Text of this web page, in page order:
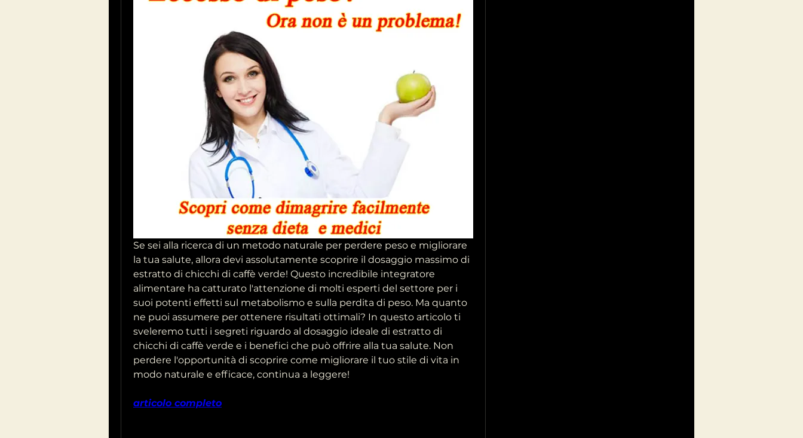
Se sei alla ricerca di un metodo naturale per perdere peso e migliorare
la tua salute, allora devi assolutamente scoprire il dosaggio massimo di
estratto di chicchi di caffè verde! Questo incredibile integratore
alimentare ha catturato l'attenzione di molti esperti del settore per i
suoi potenti effetti sul metabolismo e sulla perdita di peso. Ma quanto
ne puoi assumere per ottenere risultati ottimali? In questo articolo ti
sveleremo tutti i segreti riguardo al dosaggio ideale di estratto di
chicchi di caffè verde e i benefici che può offrire alla tua salute. Non
perdere l'opportunità di scoprire come migliorare il tuo stile di vita in
modo naturale e efficace, continua a leggere!
articolo completo